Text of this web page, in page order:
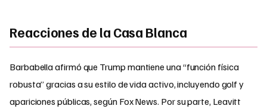
Reacciones de la Casa Blanca
Barbabella afirmó que Trump mantiene una “función física
robusta” gracias a su estilo de vida activo, incluyendo golf y
apariciones públicas, según Fox News. Por su parte, Leavitt